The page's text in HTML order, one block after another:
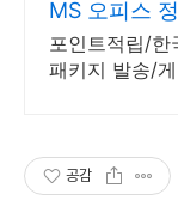
MS 오피스
포인트적립/한
패키지 발송/
공감